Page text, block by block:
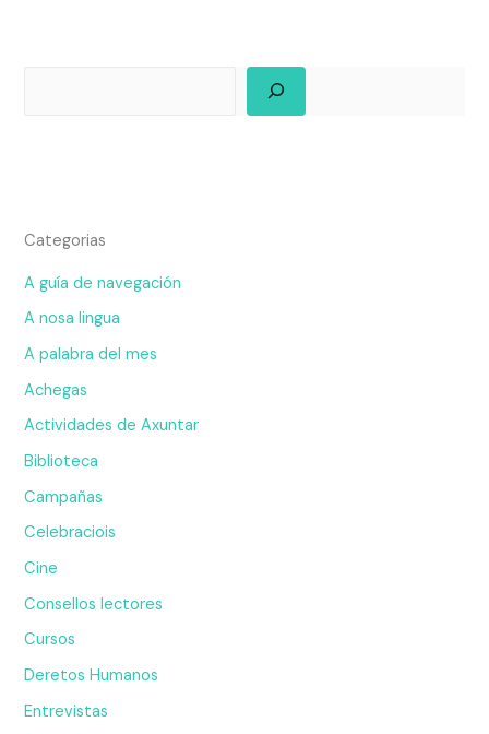
Categorias
A guía de navegación
A nosa lingua
A palabra del mes
Achegas
Actividades de Axuntar
Biblioteca
Campañas
Celebraciois
Cine
Consellos lectores
Cursos
Deretos Humanos
Entrevistas